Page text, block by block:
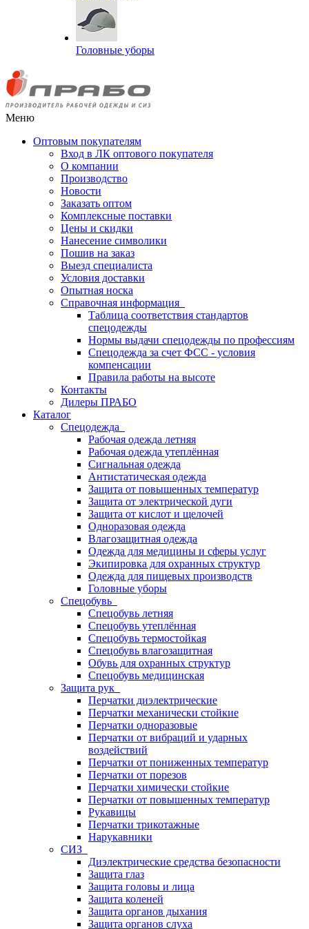
Головные уборы
Меню
Оптовым покупателям
Вход в ЛК оптового покупателя
О компании
Производство
Новости
Заказать оптом
Комплексные поставки
Цены и скидки
Нанесение символики
Пошив на заказ
Выезд специалиста
Условия доставки
Опытная носка
Справочная информация
Таблица соответствия стандартов
спецодежды
Нормы выдачи спецодежды по профессиям
Спецодежда за счет ФСС - условия
компенсации
Правила работы на высоте
Контакты
Дилеры ПРАБО
Каталог
Спецодежда
Рабочая одежда летняя
Рабочая одежда утеплённая
Сигнальная одежда
Антистатическая одежда
Защита от повышенных температур
Защита от электрической дуги
Защита от кислот и щелочей
Одноразовая одежда
Влагозащитная одежда
Одежда для медицины и сферы услуг
Экипировка для охранных структур
Одежда для пищевых производств
Головные уборы
Спецобувь
Спецобувь летняя
Спецобувь утеплённая
Спецобувь термостойкая
Спецобувь влагозащитная
Обувь для охранных структур
Спецобувь медицинская
Защита рук
Перчатки диэлектрические
Перчатки механически стойкие
Перчатки одноразовые
Перчатки от вибраций и ударных
воздействий
Перчатки от пониженных температур
Перчатки от порезов
Перчатки химически стойкие
Перчатки от повышенных температур
Рукавицы
Перчатки трикотажные
Нарукавники
СИЗ
Диэлектрические средства безопасности
Защита глаз
Защита головы и лица
Защита коленей
Защита органов дыхания
Защита органов слуха